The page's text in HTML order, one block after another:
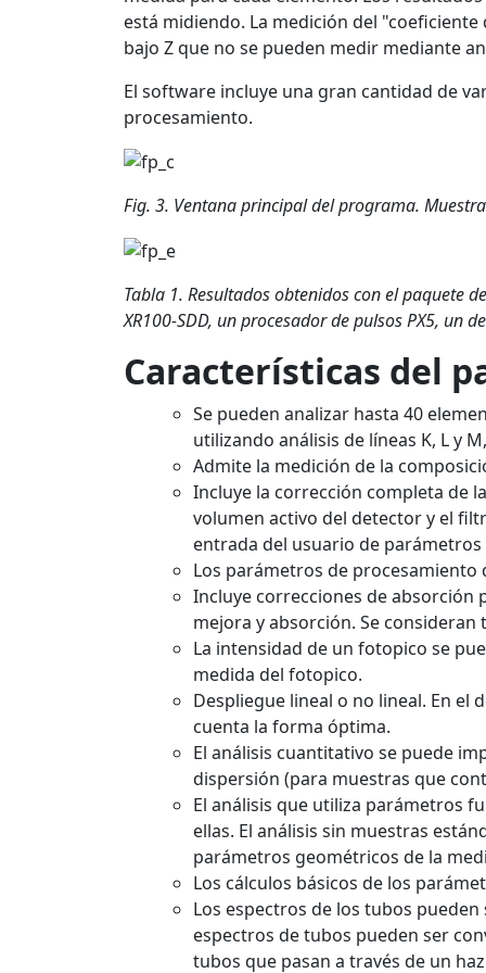
está midiendo. La medición del
bajo Z que no se pueden medir mediante
El software incluye una gran cantidad de
procesamiento.
Fig. 3. Ventana principal del programa.
Tabla 1. Resultados obtenidos con el paquete
XR100-SDD, un procesador de pulsos PX5, un
Características del
Se pueden analizar hasta 40
utilizando análisis de líneas K, L y
Admite la medición de la
Incluye la corrección completa de
volumen activo del detector y el
entrada del usuario de
Los parámetros de
Incluye correcciones de absorción
mejora y absorción. Se
La intensidad de un fotopico se
medida del fotopico.
Despliegue lineal o no lineal. En el
cuenta la forma óptima.
El análisis cuantitativo se puede
dispersión (para muestras que
El análisis que utiliza parámetros
ellas. El análisis sin muestras
parámetros geométricos de la
Los cálculos básicos de los
Los espectros de los tubos
espectros de tubos pueden ser
tubos que pasan a través de un